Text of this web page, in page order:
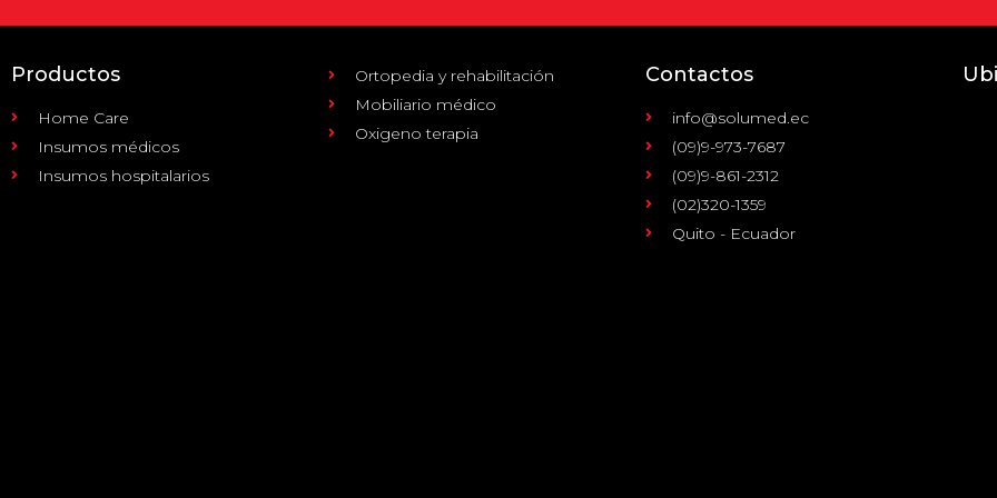
Productos
Home Care
Insumos médicos
Insumos hospitalarios
Ortopedia y rehabilitación
Mobiliario médico
Oxigeno terapia
Contactos
info@solumed.ec
(09)9-973-7687
(09)9-861-2312
(02)320-1359
Quito - Ecuador